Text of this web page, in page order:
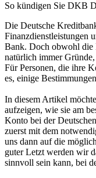
So kündigen Sie DKB
Die Deutsche
Finanzdienstleistungen
Bank. Doch obwohl die
natürlich immer
Für Personen, die ihre
es, einige
In diesem Artikel
aufzeigen, wie sie am
Konto bei der
zuerst mit dem
uns dann auf die
guter Letzt werden wir
sinnvoll sein kann, bei